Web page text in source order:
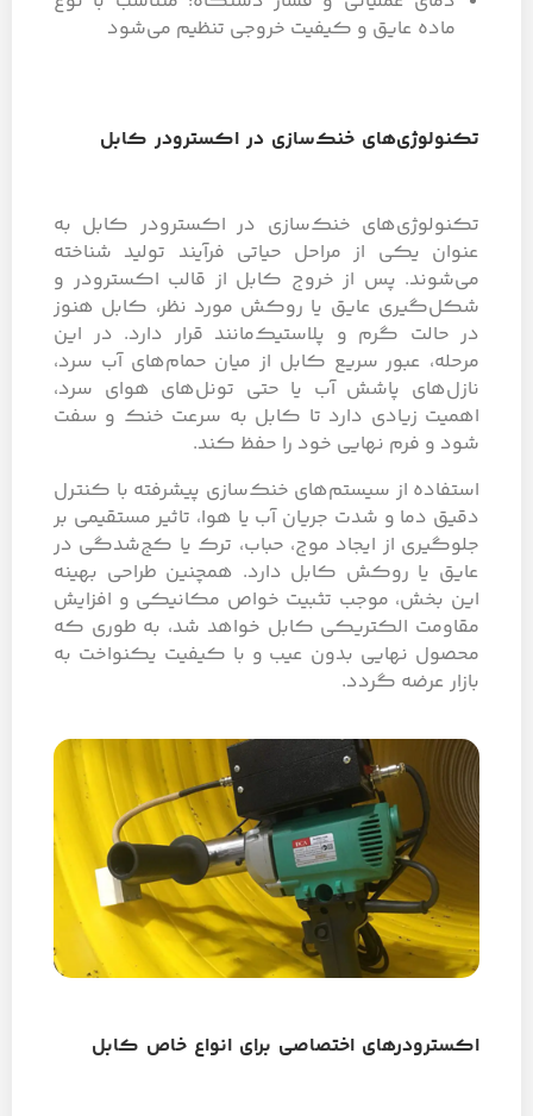
ماده عایق و کیفیت خروجی تنظیم می‌شود
تکنولوژی‌های خنک‌سازی در اکسترودر کابل
تکنولوژی‌های خنک‌سازی در اکسترودر کابل به
عنوان یکی از مراحل حیاتی فرآیند تولید شناخته
می‌شوند. پس از خروج کابل از قالب اکسترودر و
شکل‌گیری عایق یا روکش مورد نظر،‌ کابل هنوز
در حالت گرم و پلاستیک‌مانند قرار دارد. در این
مرحله، عبور سریع کابل از میان حمام‌های آب سرد،
نازل‌های پاشش آب یا حتی تونل‌های هوای سرد،
اهمیت زیادی دارد تا کابل به سرعت خنک و سفت
شود و فرم نهایی خود را حفظ کند.
استفاده از سیستم‌های خنک‌سازی پیشرفته با کنترل
دقیق دما و شدت جریان آب یا هوا، تاثیر مستقیمی بر
جلوگیری از ایجاد موج، حباب، ترک یا کج‌‌شدگی در
عایق یا روکش کابل دارد. همچنین طراحی بهینه
این بخش، موجب تثبیت خواص مکانیکی و افزایش
مقاومت الکتریکی کابل خواهد شد، به طوری که
محصول نهایی بدون عیب و با کیفیت یکنواخت به
بازار عرضه گردد.
اکسترودرهای اختصاصی برای انواع خاص کابل